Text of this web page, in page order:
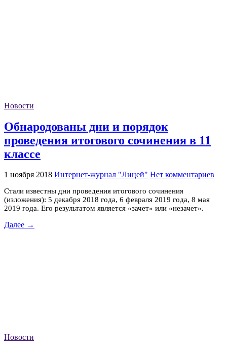
Новости
Обнародованы дни и порядок
проведения итогового сочинения в 11
классе
1 ноября 2018 Интернет-журнал "Лицей" Нет комментариев
Стали известны дни проведения итогового сочинения
(изложения): 5 декабря 2018 года, 6 февраля 2019 года, 8 мая
2019 года. Его результатом является «зачет» или «незачет».
Далее →
Новости